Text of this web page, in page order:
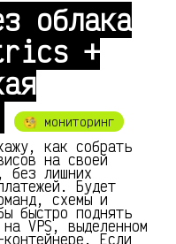
облака
+
🧐 мониторинг
как собрать
на своей
без лишних
Будет
схемы и
быстро поднять
VPS, выделенном
Если